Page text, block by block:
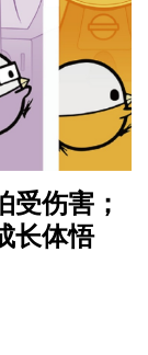
受伤害；
长体悟